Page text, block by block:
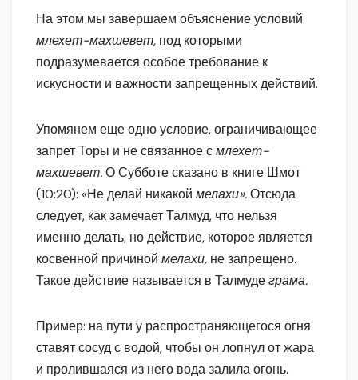
На этом мы завершаем объяснение условий
млехет-махшевет, под которыми
подразумевается особое требование к
искусности и важности запрещенных действий.
Упомянем еще одно условие, ограничивающее
запрет Торы и не связанное смлехет-
махшевет.О Субботе сказано в книге Шмот
(10:20): «Не делай никакой мелахи».Отсюда
следует, как замечает Талмуд, что нельзя
именно делать, но действие, которое является
косвенной причиной мелахи, не запрещено.
Такое действие называется в Талмудеграма.
Пример: на пути у распространяющегося огня
ставят сосуд с водой, чтобы он лопнул от жара
и пролившаяся из него вода залила огонь.